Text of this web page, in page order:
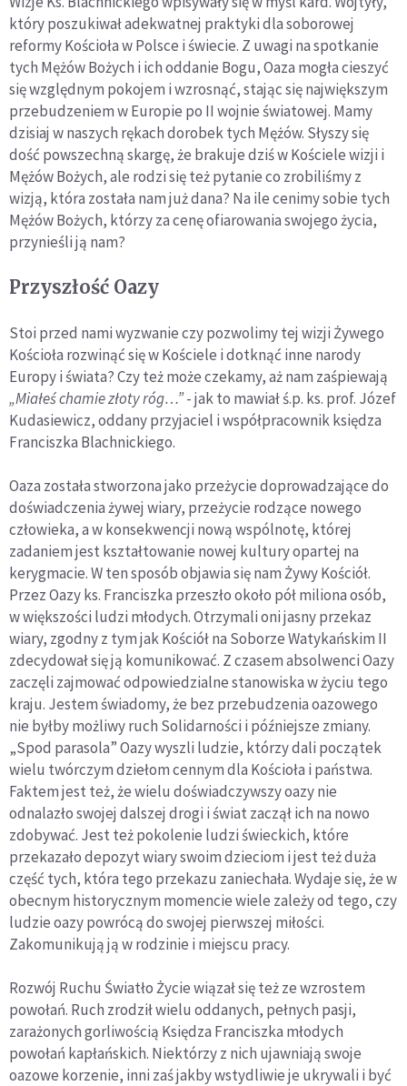
który poszukiwał adekwatnej praktyki dla soborowej
reformy Kościoła w Polsce i świecie. Z uwagi na spotkanie
tych Mężów Bożych i ich oddanie Bogu, Oaza mogła cieszyć
się względnym pokojem i wzrosnąć, stając się największym
przebudzeniem w Europie po II wojnie światowej. Mamy
dzisiaj w naszych rękach dorobek tych Mężów. Słyszy się
dość powszechną skargę, że brakuje dziś w Kościele wizji i
Mężów Bożych, ale rodzi się też pytanie co zrobiliśmy z
wizją, która została nam już dana? Na ile cenimy sobie tych
Mężów Bożych, którzy za cenę ofiarowania swojego życia,
przynieśli ją nam?
Przyszłość Oazy
Stoi przed nami wyzwanie czy pozwolimy tej wizji Żywego
Kościoła rozwinąć się w Kościele i dotknąć inne narody
Europy i świata? Czy też może czekamy, aż nam zaśpiewają
„Miałeś chamie złoty róg…”- jak to mawiał ś.p. ks. prof. Józef
Kudasiewicz, oddany przyjaciel i współpracownik księdza
Franciszka Blachnickiego.
Oaza została stworzona jako przeżycie doprowadzające do
doświadczenia żywej wiary, przeżycie rodzące nowego
człowieka, a w konsekwencji nową wspólnotę, której
zadaniem jest kształtowanie nowej kultury opartej na
kerygmacie. W ten sposób objawia się nam Żywy Kościół.
Przez Oazy ks. Franciszka przeszło około pół miliona osób,
w większości ludzi młodych. Otrzymali oni jasny przekaz
wiary, zgodny z tym jak Kościół na Soborze Watykańskim II
zdecydował się ją komunikować. Z czasem absolwenci Oazy
zaczęli zajmować odpowiedzialne stanowiska w życiu tego
kraju. Jestem świadomy, że bez przebudzenia oazowego
nie byłby możliwy ruch Solidarności i późniejsze zmiany.
„Spod parasola” Oazy wyszli ludzie, którzy dali początek
wielu twórczym dziełom cennym dla Kościoła i państwa.
Faktem jest też, że wielu doświadczywszy oazy nie
odnalazło swojej dalszej drogi i świat zaczął ich na nowo
zdobywać. Jest też pokolenie ludzi świeckich, które
przekazało depozyt wiary swoim dzieciom i jest też duża
część tych, która tego przekazu zaniechała. Wydaje się, że w
obecnym historycznym momencie wiele zależy od tego, czy
ludzie oazy powrócą do swojej pierwszej miłości.
Zakomunikują ją w rodzinie i miejscu pracy.
Rozwój Ruchu Światło Życie wiązał się też ze wzrostem
powołań. Ruch zrodził wielu oddanych, pełnych pasji,
zarażonych gorliwością Księdza Franciszka młodych
powołań kapłańskich. Niektórzy z nich ujawniają swoje
oazowe korzenie, inni zaś jakby wstydliwie je ukrywali i być